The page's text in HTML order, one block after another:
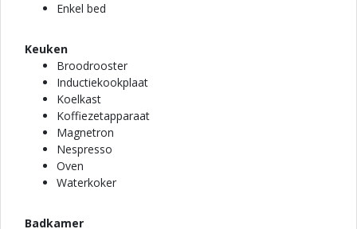
Enkel bed
Keuken
Broodrooster
Inductiekookplaat
Koelkast
Koffiezetapparaat
Magnetron
Nespresso
Oven
Waterkoker
Badkamer